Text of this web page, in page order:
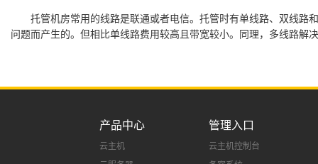
托管机房常用的线路是联通或者电信。托管时有单线路、双线路
问题而产生的。但相比单线路费用较高且带宽较小。同理，多线路解
产品中心
云主机
管理入口
云主机控制台